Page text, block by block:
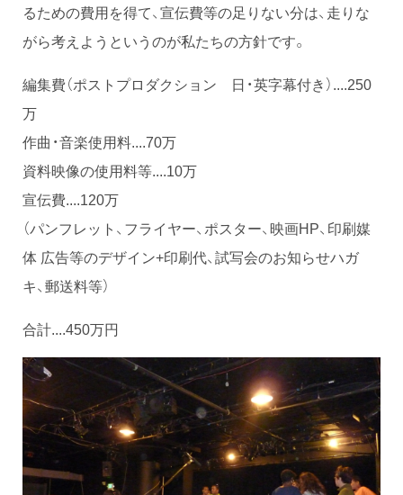
るための費用を得て、宣伝費等の足りない分は、走りな
がら考えようというのが私たちの方針です。
編集費（ポストプロダクション 日・英字幕付き）....250
万
作曲・音楽使用料....70万
資料映像の使用料等....10万
宣伝費....120万
（パンフレット、フライヤー、ポスター、映画HP、印刷媒
体 広告等のデザイン+印刷代、試写会のお知らせハガ
キ、郵送料等）
合計....450万円